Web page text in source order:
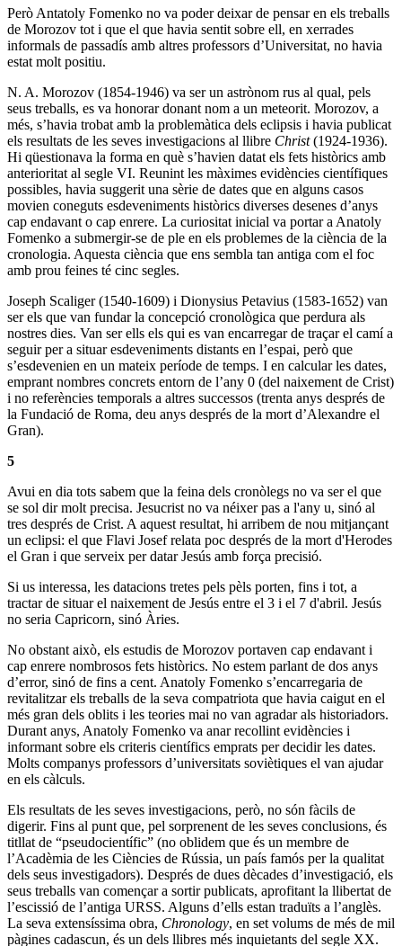
Però Antatoly Fomenko no va poder deixar de pensar en els treballs
de Morozov tot i que el que havia sentit sobre ell, en xerrades
informals de passadís amb altres professors d’Universitat, no havia
estat molt positiu.
N. A. Morozov (1854-1946) va ser un astrònom rus al qual, pels
seus treballs, es va honorar donant nom a un meteorit. Morozov, a
més, s’havia trobat amb la problemàtica dels eclipsis i havia publicat
els resultats de les seves investigacions al llibre Christ(1924-1936).
Hi qüestionava la forma en què s’havien datat els fets històrics amb
anterioritat al segle VI. Reunint les màximes evidències científiques
possibles, havia suggerit una sèrie de dates que en alguns casos
movien coneguts esdeveniments històrics diverses desenes d’anys
cap endavant o cap enrere. La curiositat inicial va portar a Anatoly
Fomenko a submergir-se de ple en els problemes de la ciència de la
cronologia. Aquesta ciència que ens sembla tan antiga com el foc
amb prou feines té cinc segles.
Joseph Scaliger (1540-1609) i Dionysius Petavius (1583-1652) van
ser els que van fundar la concepció cronològica que perdura als
nostres dies. Van ser ells els qui es van encarregar de traçar el camí a
seguir per a situar esdeveniments distants en l’espai, però que
s’esdevenien en un mateix període de temps. I en calcular les dates,
emprant nombres concrets entorn de l’any 0 (del naixement de Crist)
i no referències temporals a altres successos (trenta anys després de
la Fundació de Roma, deu anys després de la mort d’Alexandre el
Gran).
5
Avui en dia tots sabem que la feina dels cronòlegs no va ser el que
se sol dir molt precisa. Jesucrist no va néixer pas a l'any u, sinó al
tres després de Crist. A aquest resultat, hi arribem de nou mitjançant
un eclipsi: el que Flavi Josef relata poc després de la mort d'Herodes
el Gran i que serveix per datar Jesús amb força precisió.
Si us interessa, les datacions tretes pels pèls porten, fins i tot, a
tractar de situar el naixement de Jesús entre el 3 i el 7 d'abril. Jesús
no seria Capricorn, sinó Àries.
No obstant això, els estudis de Morozov portaven cap endavant i
cap enrere nombrosos fets històrics. No estem parlant de dos anys
d’error, sinó de fins a cent. Anatoly Fomenko s’encarregaria de
revitalitzar els treballs de la seva compatriota que havia caigut en el
més gran dels oblits i les teories mai no van agradar als historiadors.
Durant anys, Anatoly Fomenko va anar recollint evidències i
informant sobre els criteris científics emprats per decidir les dates.
Molts companys professors d’universitats soviètiques el van ajudar
en els càlculs.
Els resultats de les seves investigacions, però, no són fàcils de
digerir. Fins al punt que, pel sorprenent de les seves conclusions, és
titllat de “pseudocientífic” (no oblidem que és un membre de
l’Acadèmia de les Ciències de Rússia, un país famós per la qualitat
dels seus investigadors). Després de dues dècades d’investigació, els
seus treballs van començar a sortir publicats, aprofitant la llibertat de
l’escissió de l’antiga URSS. Alguns d’ells estan traduïts a l’anglès.
La seva extensíssima obra, Chronology, en set volums de més de mil
pàgines cadascun, és un dels llibres més inquietants del segle XX.